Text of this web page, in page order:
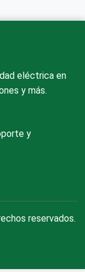
eléctrica en
y más.
y
reservados.